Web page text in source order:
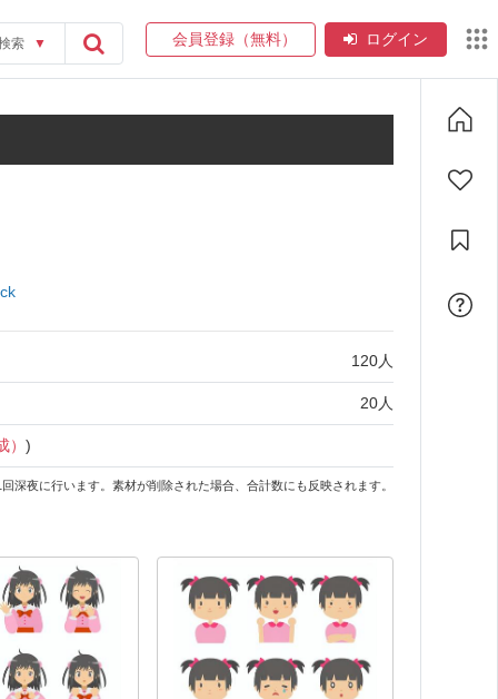
索 ▼ 会員登録（無料） ログイン
120人
20人
)
深夜に行います。素材が削除された場合、合計数にも反映されます。